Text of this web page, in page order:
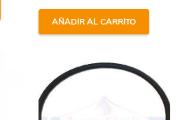
AÑADIR AL CARRITO